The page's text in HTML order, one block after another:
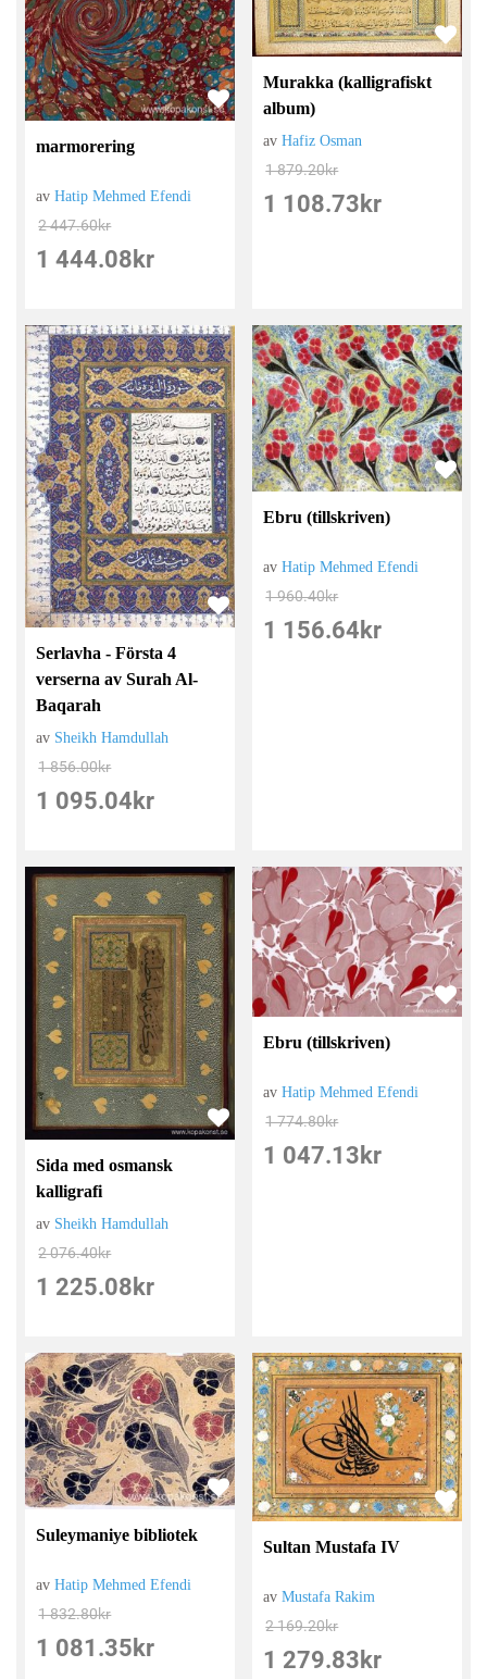
marmorering
avHatip Mehmed Efendi
2 447.60kr
1 444.08 kr
Murakka (kalligrafiskt
album)
avHafiz Osman
1 879.20kr
1 108.73 kr
Serlavha - Första 4
verserna av Surah Al-
Baqarah
av Sheikh Hamdullah
1 856.00kr
1 095.04 kr
Ebru (tillskriven)
avHatip Mehmed Efendi
1 960.40kr
1 156.64 kr
Sida med osmansk
kalligrafi
av Sheikh Hamdullah
2 076.40kr
1 225.08 kr
Ebru (tillskriven)
avHatip Mehmed Efendi
1 774.80kr
1 047.13 kr
Suleymaniye bibliotek
avHatip Mehmed Efendi
1 832.80kr
1 081.35 kr
Sultan Mustafa IV
avMustafa Rakim
2 169.20kr
1 279.83 kr